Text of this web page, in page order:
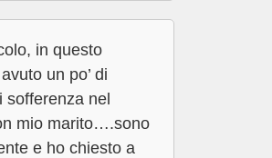
in questo
un po’ di
sofferenza nel
mio marito….sono
e ho chiesto a